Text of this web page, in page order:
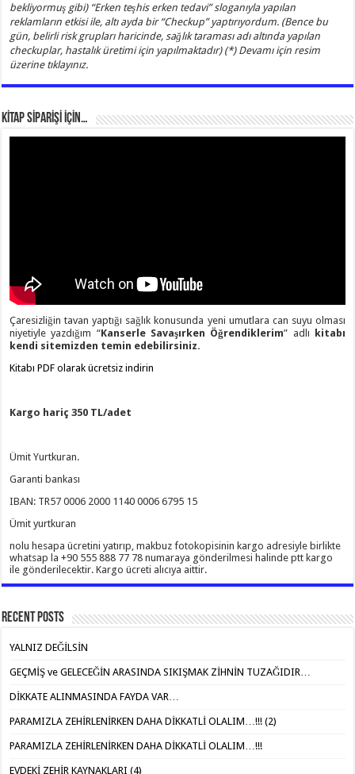
bekliyormuş gibi) “Erken teşhis erken tedavi” sloganıyla yapılan
reklamların etkisi ile, altı ayda bir “Checkup” yaptırıyordum. (Bence bu
gün, belirli risk grupları haricinde, sağlık taraması adı altında yapılan
checkuplar, hastalık üretimi için yapılmaktadır) (*) Devamı için resim
üzerine tıklayınız.
KİTAP SİPARİŞİ İÇİN…
Çaresizliğin tavan yaptığı sağlık konusunda yeni umutlara can suyu olması
niyetiyle yazdığım “Kanserle Savaşırken Öğrendiklerim” adlı
kitabı
kendi sitemizden temin edebilirsiniz.
Kitabı PDF olarak ücretsiz indirin
Kargo hariç 350 TL/adet
Ümit Yurtkuran.
Garanti bankası
IBAN: TR57 0006 2000 1140 0006 6795 15
Ümit yurtkuran
nolu hesapa ücretini yatırıp, makbuz fotokopisinin kargo adresiyle birlikte
whatsap la +90 555 888 77 78 numaraya gönderilmesi halinde ptt kargo
ile gönderilecektir. Kargo ücreti alıcıya aittir.
Recent Posts
YALNIZ DEĞİLSİN
GEÇMİŞ ve GELECEĞİN ARASINDA SIKIŞMAK ZİHNİN TUZAĞIDIR…
DİKKATE ALINMASINDA FAYDA VAR…
PARAMIZLA ZEHİRLENİRKEN DAHA DİKKATLİ OLALIM…!!! (2)
PARAMIZLA ZEHİRLENİRKEN DAHA DİKKATLİ OLALIM…!!!
EVDEKİ ZEHİR KAYNAKLARI (4)